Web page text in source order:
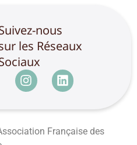
nous
les Réseaux
Française des